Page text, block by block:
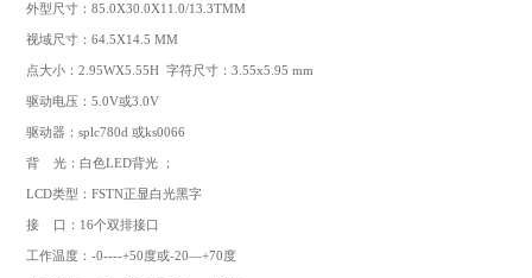
外型尺寸：85.0X30.0X11.0/13.3TMM
视域尺寸：64.5X14.5 MM
点大小：2.95WX5.55H 字符尺寸：3.55x5.95 mm
驱动电压：5.0V或3.0V
驱动器：splc780d 或ks0066
背 光：白色LED背光 ；
LCD类型：FSTN正显白光黑字
接 口：16个双排接口
工作温度：-0----+50度或-20—+70度